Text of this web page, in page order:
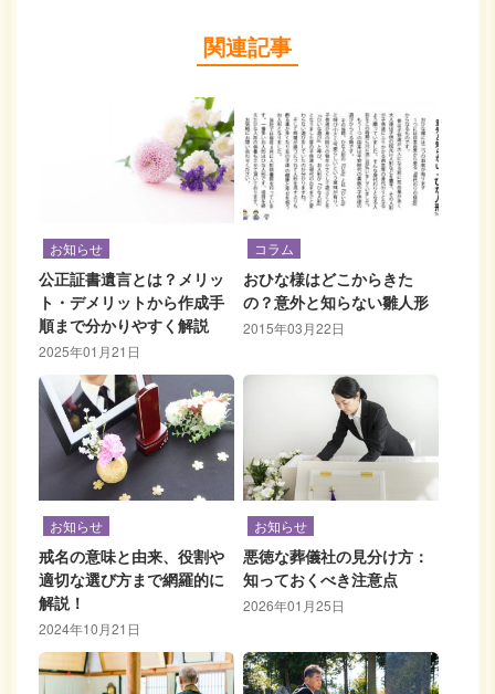
関連記事
お知らせ
公正証書遺言とは？メリッ
ト・デメリットから作成手
順まで分かりやすく解説
2025年01月21日
コラム
おひな様はどこからきた
の？意外と知らない雛人形
2015年03月22日
お知らせ
戒名の意味と由来、役割や
適切な選び方まで網羅的に
解説！
2024年10月21日
お知らせ
悪徳な葬儀社の見分け方：
知っておくべき注意点
2026年01月25日